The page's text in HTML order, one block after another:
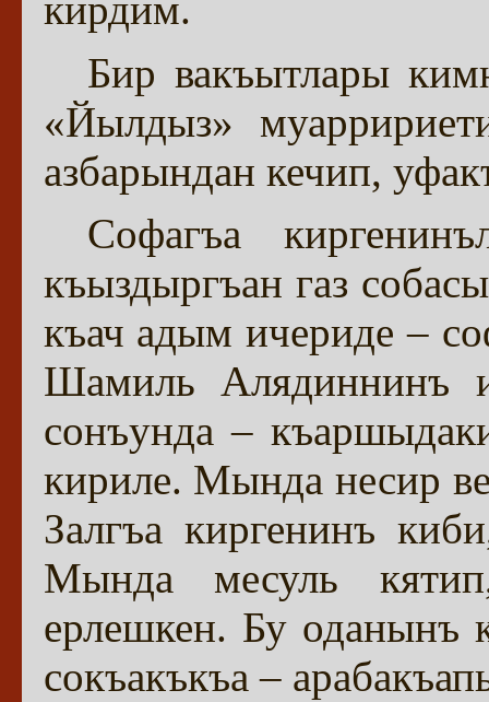
Бир вакъытлары
«Йылдыз»
азбарындан кечип,
Софагъа
къыздыргъан газ
къач адым ичериде –
Шамиль Алядиннинъ
сонъунда –
кириле. Мында несир
Залгъа киргенинъ
Мында месуль
ерлешкен. Бу оданынъ
сокъакъкъа –